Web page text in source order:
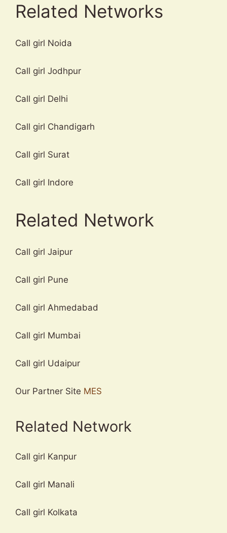
Related Networks
Call girl Noida
Call girl Jodhpur
Call girl Delhi
Call girl Chandigarh
Call girl Surat
Call girl Indore
Related Network
Call girl Jaipur
Call girl Pune
Call girl Ahmedabad
Call girl Mumbai
Call girl Udaipur
Our Partner Site MES
Related Network
Call girl Kanpur
Call girl Manali
Call girl Kolkata